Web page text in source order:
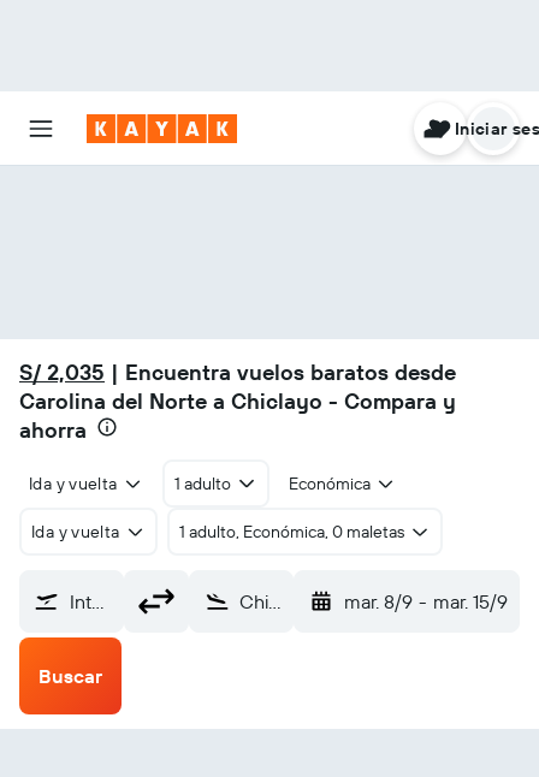
Iniciar
S/ 2,035 | Encuentra vuelos baratos desde
Carolina del Norte a Chiclayo - Compara y
ahorra
Ida y vuelta 1 adulto Económica
Ida y vuelta 1 adulto, Económica, 0 maletas
Internacional de Raleigh-Durham (RDU) Chiclayo Cornel Ruiz (CIX) mar. 8/9 - mar. 15/9
Buscar